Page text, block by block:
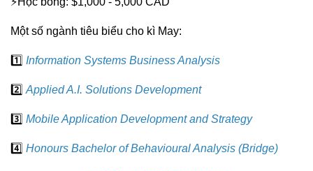
Một số ngành tiêu biểu cho kì May:
1️⃣ Information Systems Business Analysis
2️⃣ Applied A.I. Solutions Development
3️⃣ Mobile Application Development and Strategy
4️⃣ Honours Bachelor of Behavioural Analysis (Bridge)